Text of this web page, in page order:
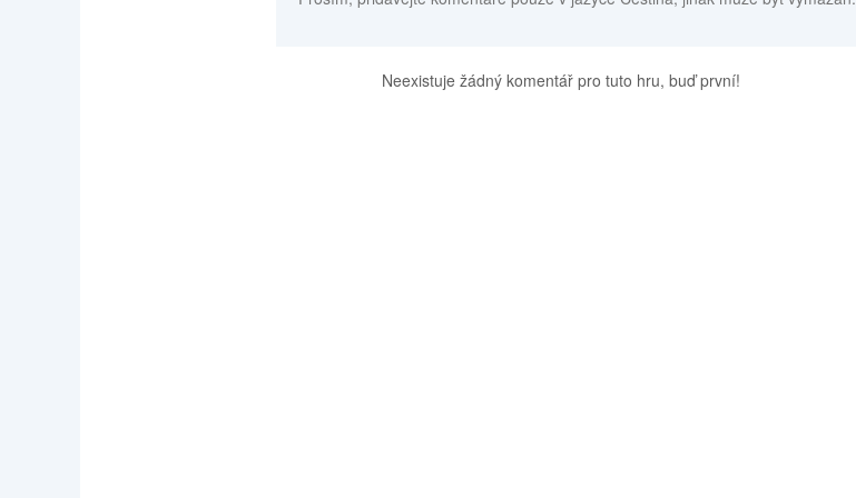
Neexistuje žádný komentář pro tuto hru, buď první!